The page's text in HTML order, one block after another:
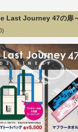
Last Journey 47の扉